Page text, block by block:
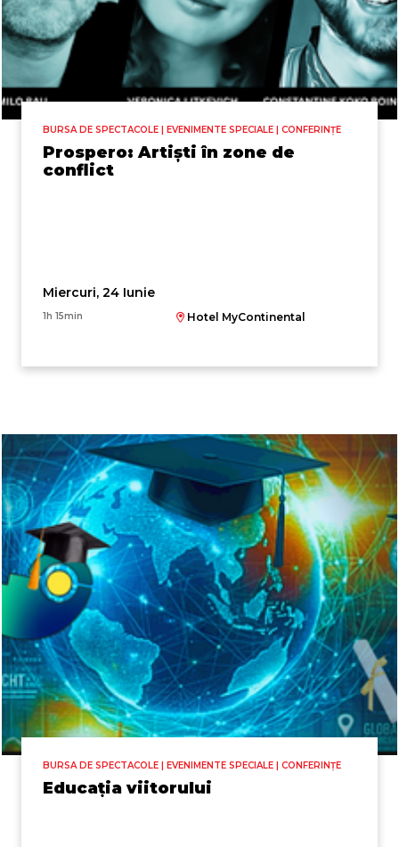
BURSA DE SPECTACOLE | EVENIMENTE SPECIALE | CONFERINȚE
Prospero: Artiști în zone de
conflict
Miercuri, 24 Iunie
1h 15min Hotel MyContinental
BURSA DE SPECTACOLE | EVENIMENTE SPECIALE | CONFERINȚE
Educația viitorului